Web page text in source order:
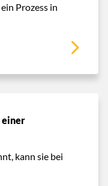
Prozess in
einer
kann sie bei